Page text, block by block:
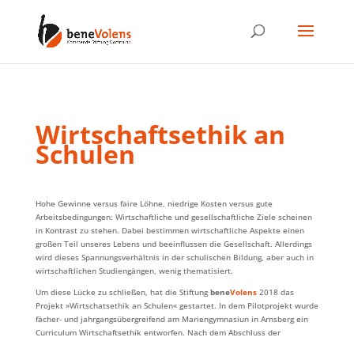
Wirtschaftsethik an
Schulen
Hohe Gewinne versus faire Löhne, niedrige Kosten versus gute
Arbeitsbedingungen: Wirtschaftliche und gesellschaftliche Ziele scheinen
in Kontrast zu stehen. Dabei bestimmen wirtschaftliche Aspekte einen
großen Teil unseres Lebens und beeinflussen die Gesellschaft. Allerdings
wird dieses Spannungsverhältnis in der schulischen Bildung, aber auch in
wirtschaftlichen Studiengängen, wenig thematisiert.
Um diese Lücke zu schließen, hat die StiftungbeneVolens2018 das
Projekt »Wirtschatsethik an Schulen« gestartet. In dem Pilotprojekt wurde
fächer- und jahrgangsübergreifend am Mariengymnasiun in Arnsberg ein
Curriculum Wirtschaftsethik entworfen. Nach dem Abschluss der